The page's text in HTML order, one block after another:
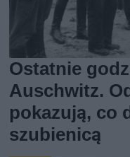
Ostatnie
Auschwitz.
pokazują, co
szubienicą